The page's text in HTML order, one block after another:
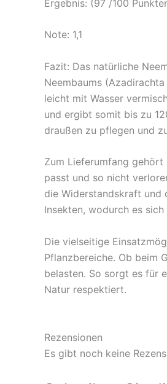
Ergebnis: (97 /100
Note: 1,1
Fazit: Das natürliche
Neembaums
leicht mit Wasser
und ergibt somit bis zu
draußen zu pflegen und
Zum Lieferumfang
passt und so nicht
die Widerstandskraft und
Insekten, wodurch es
Die vielseitige
Pflanzbereiche. Ob beim
belasten. So sorgt es für
Natur respektiert.
Rezensionen
Es gibt noch keine